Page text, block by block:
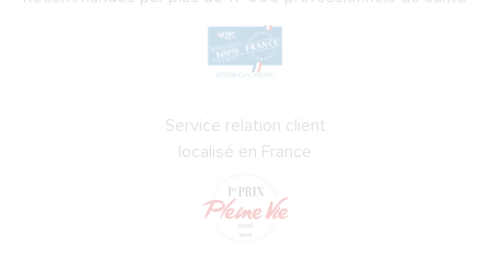
Service relation client
localisé en France